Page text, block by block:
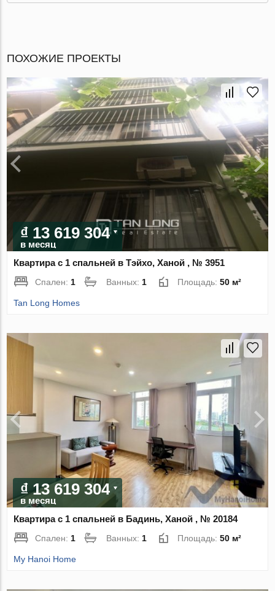
ПОХОЖИЕ ПРОЕКТЫ
₫ 13 619 304
в месяц
Квартира с 1 спальней в Тэйхо, Ханой , № 3951
Спален:1 Ванных:1 Площадь:50 м²
Tan Long Homes
₫ 13 619 304
в месяц
Квартира с 1 спальней в Бадинь, Ханой , № 20184
Спален: 1 Ванных: 1 Площадь:50 м²
My Hanoi Home